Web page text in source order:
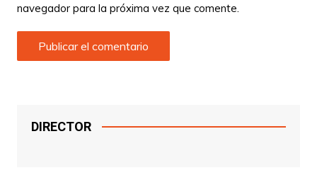
navegador para la próxima vez que comente.
DIRECTOR